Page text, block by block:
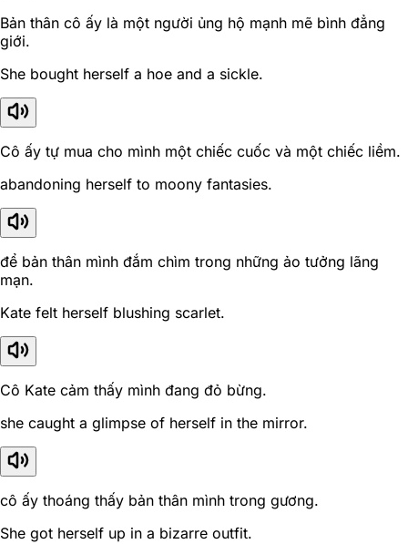
Bản thân cô ấy là một người ủng hộ mạnh mẽ bình đẳng
giới.
She bought herself a hoe and a sickle.
Cô ấy tự mua cho mình một chiếc cuốc và một chiếc liềm.
abandoning herself to moony fantasies.
để bản thân mình đắm chìm trong những ảo tưởng lãng
mạn.
Kate felt herself blushing scarlet.
Cô Kate cảm thấy mình đang đỏ bừng.
she caught a glimpse of herself in the mirror.
cô ấy thoáng thấy bản thân mình trong gương.
She got herself up in a bizarre outfit.